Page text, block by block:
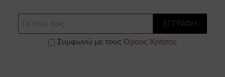
Email
ΕΓΓΡΑΦΗ
Συμφωνώ με τους Όρους Χρήσης